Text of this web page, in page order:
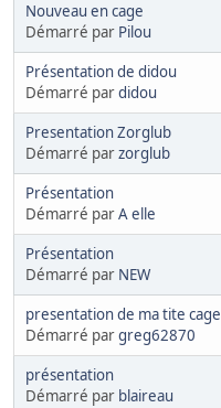
Nouveau en cage
Démarré par Pilou
Présentation de didou
Démarré pardidou
Presentation Zorglub
Démarré parzorglub
Présentation
Démarré parA elle
Présentation
Démarré par NEW
presentation de ma tite cage
Démarré pargreg62870
présentation
Démarré par blaireau